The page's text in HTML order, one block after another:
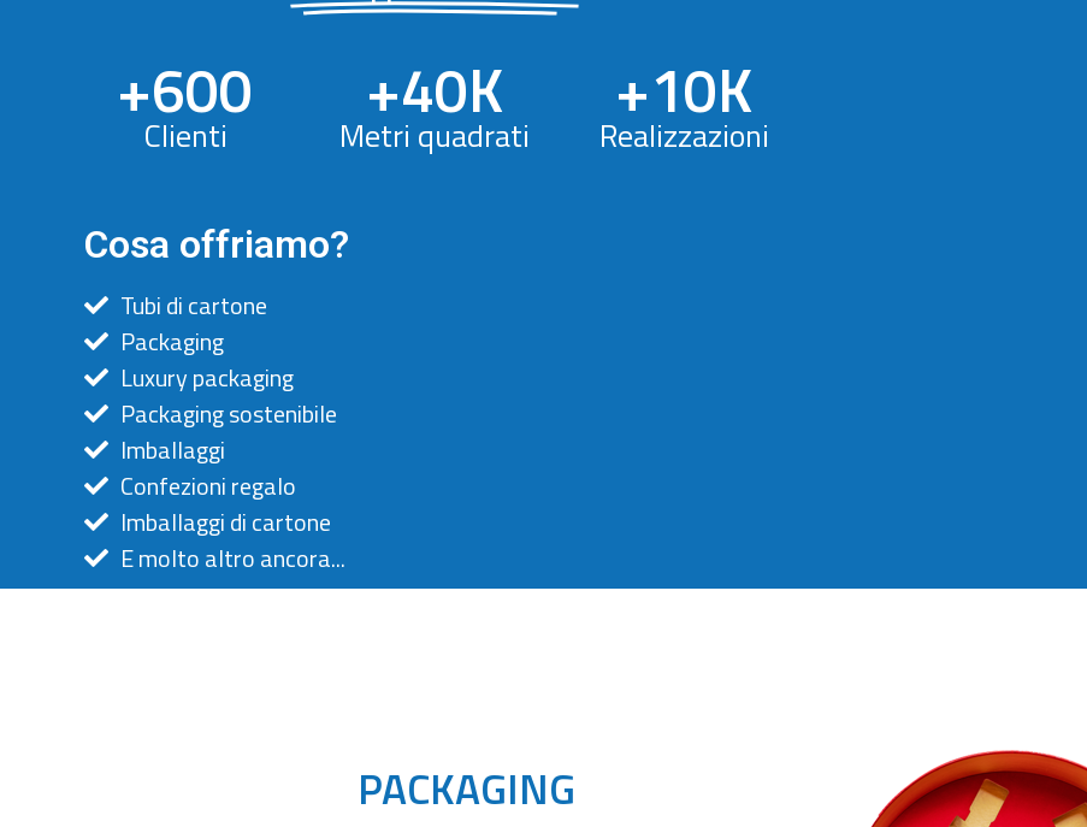
+600
Clienti
+40K
Metri quadrati
+10K
Realizzazioni
Cosa offriamo?
Tubi di cartone
Packaging
Luxury packaging
Packaging sostenibile
Imballaggi
Confezioni regalo
Imballaggi di cartone
E molto altro ancora...
PACKAGING